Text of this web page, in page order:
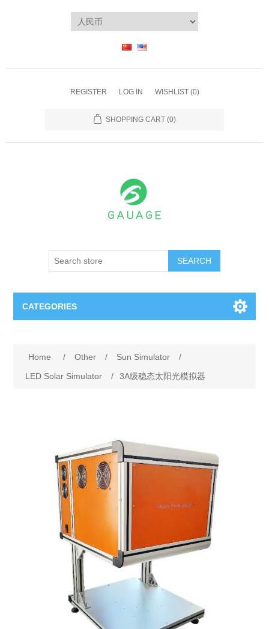
REGISTER LOG IN WISHLIST (0)
SHOPPING CART (0)
SEARCH
CATEGORIES
OCT MZI干涉仪
OCT数据采集卡
OCT（光学相干断层扫描）整机
OCT 光源单元
OCT干涉仪单元
OCT扫描系统
BC Solar Cell Solution
Minority Carrier Lifetime Tester
电阻率测试仪
透光率测试仪
椭偏仪（Ellipsometer）
光能评价设备
Semiconductor Equipment
Plasma Etching Equipment
Physical Vapor Deposition (PVD) Equipment
Chemical Vapor Deposition (CVD) Equipment
立式炉管设备
Ingot Inspection
氧碳分析仪
光电直读光谱仪
GD-MS / ICP-MS
X射线晶体定向仪
Perovskite Solar Cell
Core optoelectronic devices
Light source for semiconductor equipment
Holoeye空间光调制器
Service Maintenance Calibration
ECV spare parts
Home / Other / Sun Simulator
/
LED Solar Simulator
/ 3A级稳态太阳光模拟器